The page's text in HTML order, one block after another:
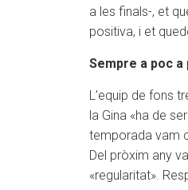
a les finals-, et
positiva, i et
Sempre a poc a
L’equip de fons
la Gina «ha de
temporada vam
Del pròxim any
«regularitat».